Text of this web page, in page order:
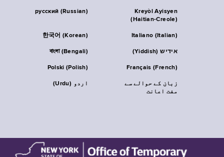
русский (Russian)
Kreyòl Ayisyen
(Haitian-Creole)
한국어 (Korean) Italiano (Italian)
বাংলা (Bengali) אידיש (Yiddish)
Polski (Polish) Français (French)
اردو (Urdu)
زبان کے حوالے سے
مفت اعانت